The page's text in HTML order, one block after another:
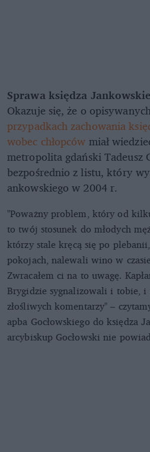
Sprawa księdza
Okazuje się, że o
przypadkach zachowania
wobec chłopców miał
metropolita gdański Tadeusz
bezpośrednio z listu, który
ankowskiego w 2004 r.
"Poważny problem, który od
to twój stosunek do młodych
którzy stale kręcą się po
pokojach, nalewali wino w
Zwracałem ci na to uwagę.
Brygidzie sygnalizowali i tobie, i
złośliwych komentarzy" –
apba Gocłowskiego do księdza
arcybiskup Gocłowski nie